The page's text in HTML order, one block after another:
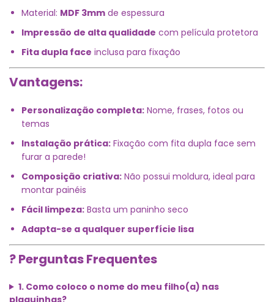
Material: MDF 3mm de espessura
Impressão de alta qualidade com película protetora
Fita dupla face inclusa para fixação
Vantagens:
Personalização completa: Nome, frases, fotos ou
temas
Instalação prática: Fixação com fita dupla face sem
furar a parede!
Composição criativa: Não possui moldura, ideal para
montar painéis
Fácil limpeza: Basta um paninho seco
Adapta-se a qualquer superfície lisa
? Perguntas Frequentes
1. Como coloco o nome do meu filho(a) nas
plaquinhas?